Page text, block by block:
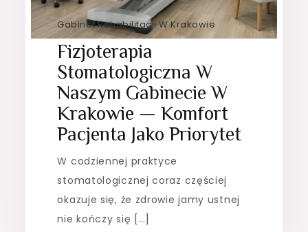
Gabinet Rehabilitacji W Krakowie
Fizjoterapia
Stomatologiczna W
Naszym Gabinecie W
Krakowie — Komfort
Pacjenta Jako Priorytet
W codziennej praktyce
stomatologicznej coraz częściej
okazuje się, że zdrowie jamy ustnej
nie kończy się […]